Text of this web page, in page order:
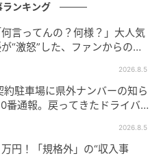
ランキング
何言ってんの？何様？」大人気
“激怒”した、ファンからの
2026.8.5
駐車場に県外ナンバーの知ら
番通報。戻ってきたドライバー
2026.8.5
円！「規格外」の“収入事